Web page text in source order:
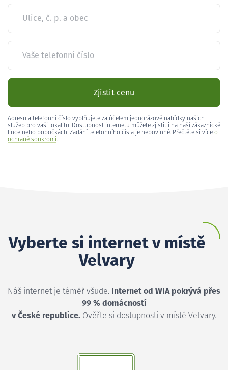
Ulice, č. p. a obec
Vaše telefonní číslo
Zjistit cenu
Adresu a telefonní číslo vyplňujete za účelem jednorázové nabídky našich
služeb pro vaši lokalitu. Dostupnost internetu můžete zjistit i na naší zákaznické
lince nebo pobočkách. Zadání telefonního čísla je nepovinné. Přečtěte si více o
ochraně soukromí.
Vyberte si internet v místě
Velvary
Náš internet je téměř všude. Internet od WIA pokrývá přes
99 % domácností
v České republice. Ověřte si dostupnosti v místě Velvary.